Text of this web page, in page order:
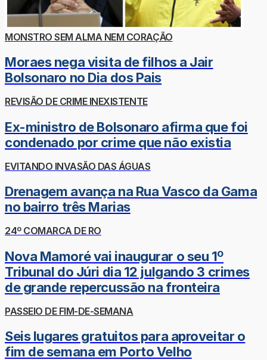
MONSTRO SEM ALMA NEM CORAÇÃO
Moraes nega visita de filhos a Jair
Bolsonaro no Dia dos Pais
REVISÃO DE CRIME INEXISTENTE
Ex-ministro de Bolsonaro afirma que foi
condenado por crime que não existia
EVITANDO INVASÃO DAS ÁGUAS
Drenagem avança na Rua Vasco da Gama
no bairro três Marias
24º COMARCA DE RO
Nova Mamoré vai inaugurar o seu 1º
Tribunal do Júri dia 12 julgando 3 crimes
de grande repercussão na fronteira
PASSEIO DE FIM-DE-SEMANA
Seis lugares gratuitos para aproveitar o
fim de semana em Porto Velho